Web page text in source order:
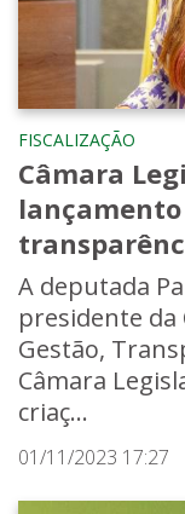
FISCALIZAÇÃO
Câmara
A deputada
presidente da
Gestão,
Câmara
criaç...
01/11/2023 17:27